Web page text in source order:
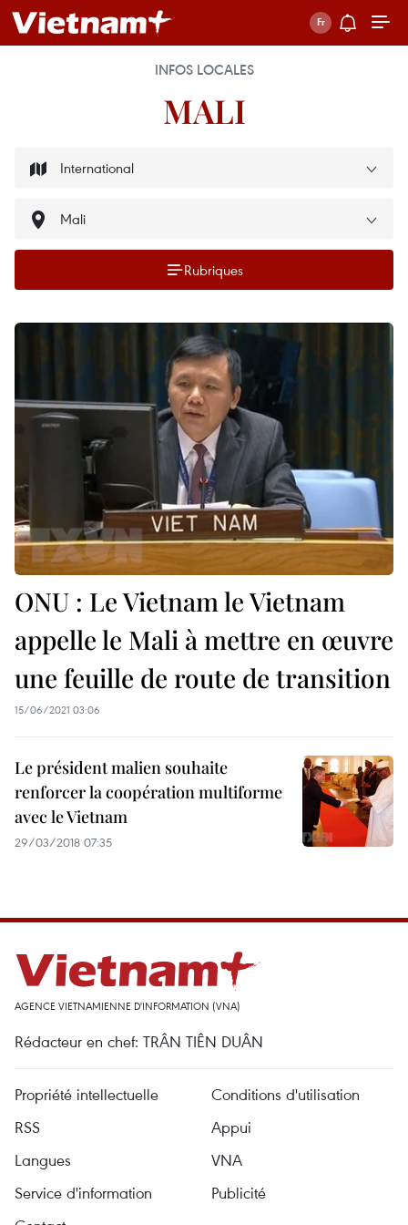
INFOS LOCALES
MALI
Rubriques
ONU : Le Vietnam le Vietnam
appelle le Mali à mettre en œuvre
une feuille de route de transition
15/06/2021 03:06
Le président malien souhaite
renforcer la coopération multiforme
avec le Vietnam
29/03/2018 07:35
AGENCE VIETNAMIENNE D'INFORMATION (VNA)
Rédacteur en chef: TRÂN TIÊN DUÂN
Propriété intellectuelle
Conditions d'utilisation
RSS
Appui
Langues
VNA
Service d'information
Publicité